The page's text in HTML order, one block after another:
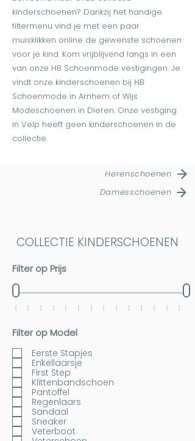
kinderschoenen? Dankzij het handige
filtermenu vind je met een paar
muisklikken online de gewenste schoenen
voor je kind. Kom vrijblijvend langs in een
van onze HB Schoenmode vestigingen. Je
vindt onze kinderschoenen bij HB
Schoenmode in Arnhem of Wijs
Modeschoenen in Dieren. Onze vestiging
in Velp heeft geen kinderschoenen in de
collectie.
Herenschoenen
Damesschoenen
COLLECTIE KINDERSCHOENEN
Filter op Prijs
Filter op Model
Eerste Stapjes
Enkellaarsje
First Step
Klittenbandschoen
Pantoffel
Regenlaars
Sandaal
Sneaker
Veterboot